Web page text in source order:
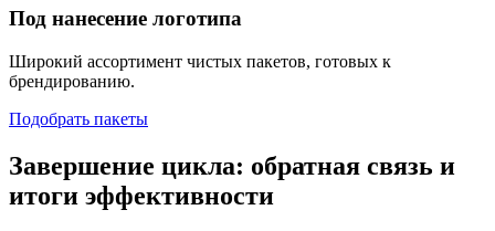
Под нанесение логотипа
Широкий ассортимент чистых пакетов, готовых к
брендированию.
Подобрать пакеты
Завершение цикла: обратная связь и
итоги эффективности